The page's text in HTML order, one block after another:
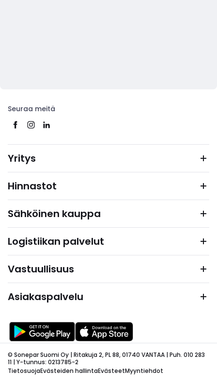
Seuraa meitä
Yritys
Hinnastot
Sähköinen kauppa
Logistiikan palvelut
Vastuullisuus
Asiakaspalvelu
© Sonepar Suomi Oy | Ritakuja 2, PL 88, 01740 VANTAA | Puh. 010 283
11 | Y-tunnus: 0213785-2
TietosuojaEvästeiden hallintaEvästeetMyyntiehdot